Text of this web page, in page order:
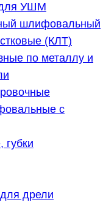
УШМ
шлифовальный
(КЛТ)
по металлу и
с
губки
дрели